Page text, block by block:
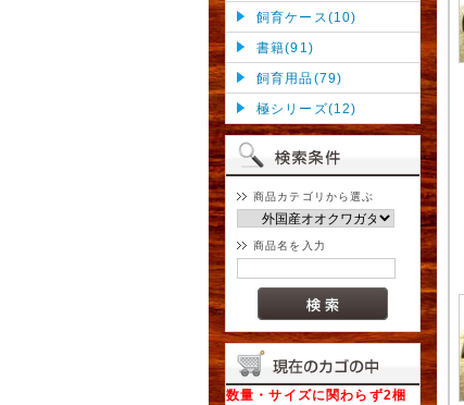
飼育ケース(10)
書籍(91)
飼育用品(79)
極シリーズ(12)
商品カテゴリから選ぶ
商品名を入力
数量・サイズに関わらず2梱